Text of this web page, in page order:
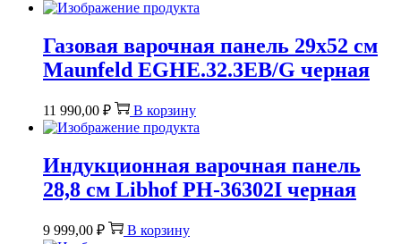
Газовая варочная панель 29х52 см
Maunfeld EGHE.32.3EB/G черная
11 990,00 ₽ В корзину
Индукционная варочная панель
28,8 см Libhof PH-36302I черная
9 999,00 ₽ В корзину